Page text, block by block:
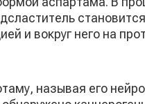
и вокруг него на
называя его